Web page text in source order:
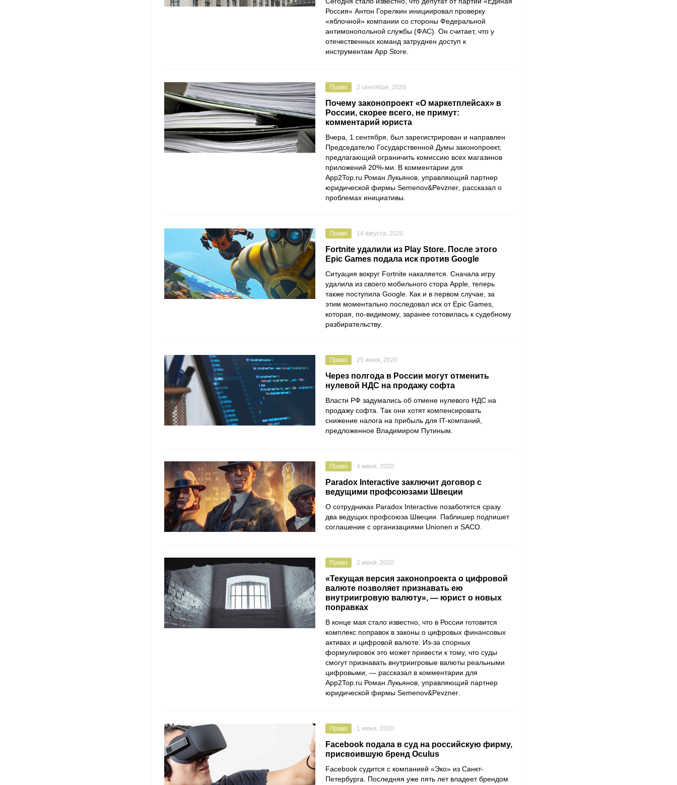
Россия» Антон Горелкин инициировал проверку
«яблочной» компании со стороны Федеральной
антимонопольной службы (ФАС). Он считает, что у
отечественных команд затруднен доступ к
инструментам App Store
Право 2 сентября, 2020
Почему законопроект «О маркетплейсах» в
России, скорее всего, не примут:
комментарий юриста
Вчера, 1 сентября, был зарегистрирован и направлен
Председателю Государственной Думы законопроект,
предлагающий ограничить комиссию всех магазинов
приложений 20%-ми. В комментарии для
App2Top.ru Роман Лукьянов , управляющий партнер
юридической фирмы Semenov&Pevzner , рассказал о
проблемах инициативы.
Право 14 августа, 2020
Fortnite удалили из Play Store. После этого
Epic Games подала иск против Google
Ситуация вокруг Fortnite накаляется. Сначала игру
удалила из своего мобильного стора Apple , теперь
также поступила Google . Как и в первом случае, за
этим моментально последовал иск от Epic Games
которая, по-видимому, заранее готовилась к судебному
разбирательству.
Право 25 июня, 2020
Через полгода в России могут отменить
нулевой НДС на продажу софта
Власти РФ задумались об отмене нулевого НДС на
продажу софта. Так они хотят компенсировать
снижение налога на прибыль для IT-компаний,
предложенное Владимиром Путиным
Право 4 июня, 2020
Paradox Interactive заключит договор с
ведущими профсоюзами Швеции
О сотрудниках Paradox Interactive позаботятся сразу
два ведущих профсоюза Швеции. Паблишер подпишет
соглашение с организациями Unionen и SACO
Право 2 июня, 2020
«Текущая версия законопроекта о цифровой
валюте позволяет признавать ею
внутриигровую валюту», — юрист о новых
поправках
В конце мая стало известно, что в России готовится
комплекс поправок в законы о цифровых финансовых
активах и цифровой валюте. Из-за спорных
формулировок это может привести к тому, что суды
смогут признавать внутриигровые валюты реальными
цифровыми, — рассказал в комментарии для
App2Top.ru Роман Лукьянов , управляющий партнер
юридической фирмы Semenov&Pevzner
Право 1 июня, 2020
Facebook подала в суд на российскую фирму,
присвоившую бренд Oculus
Facebook судится с компанией «Эко» из Санкт-
Петербурга. Последняя уже пять лет владеет брендом